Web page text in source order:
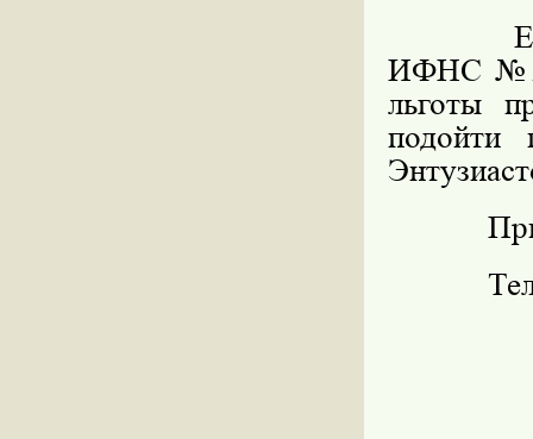
ИФНС №22
льготы